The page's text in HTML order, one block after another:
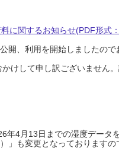
に関するお知らせ(PDF形式：
開、利用を開始しましたので
けして申し訳ございません
4月13日までの湿度データ
も変更となっておりますの